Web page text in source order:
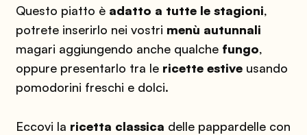
Questo piatto è adatto a tutte le stagioni,
potrete inserirlo nei vostri menù autunnali
magari aggiungendo anche qualche fungo,
oppure presentarlo tra le ricette estiveusando
pomodorini freschi e dolci.
Eccovi la ricetta classica delle pappardelle con